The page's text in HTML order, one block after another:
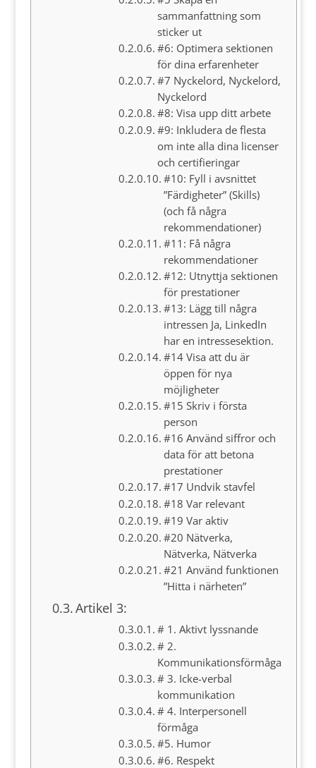
sammanfattning som
sticker ut
#6: Optimera sektionen
för dina erfarenheter
#7 Nyckelord, Nyckelord,
Nyckelord
#8: Visa upp ditt arbete
#9: Inkludera de flesta
om inte alla dina licenser
och certifieringar
#10: Fyll i avsnittet
”Färdigheter” (Skills)
(och få några
rekommendationer)
#11: Få några
rekommendationer
#12: Utnyttja sektionen
för prestationer
#13: Lägg till några
intressen Ja, LinkedIn
har en intressesektion.
#14 Visa att du är
öppen för nya
möjligheter
#15 Skriv i första
person
#16 Använd siffror och
data för att betona
prestationer
#17 Undvik stavfel
#18 Var relevant
#19 Var aktiv
#20 Nätverka,
Nätverka, Nätverka
#21 Använd funktionen
”Hitta i närheten”
Artikel 3:
# 1. Aktivt lyssnande
# 2.
Kommunikationsförmåga
# 3. Icke-verbal
kommunikation
# 4. Interpersonell
förmåga
#5. Humor
#6. Respekt